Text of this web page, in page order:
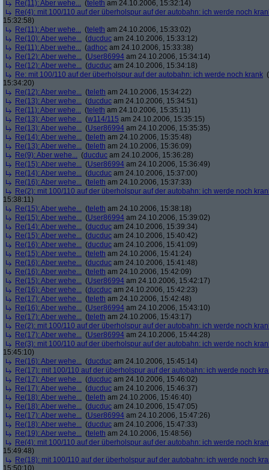
Re(11): Aber wehe... (teleth am 24.10.2006, 15:32:14)
Re(4): mit 100/110 auf der überholspur auf der autobahn: ich werde noch
15:32:58)
Re(11): Aber wehe... (teleth am 24.10.2006, 15:33:02)
Re(10): Aber wehe... (ducduc am 24.10.2006, 15:33:12)
Re(11): Aber wehe... (adhoc am 24.10.2006, 15:33:38)
Re(12): Aber wehe... (User86994 am 24.10.2006, 15:34:14)
Re(12): Aber wehe... (ducduc am 24.10.2006, 15:34:18)
Re: mit 100/110 auf der überholspur auf der autobahn: ich werde noch krank (
15:34:20)
Re(12): Aber wehe... (teleth am 24.10.2006, 15:34:22)
Re(13): Aber wehe... (ducduc am 24.10.2006, 15:34:51)
Re(11): Aber wehe... (teleth am 24.10.2006, 15:35:11)
Re(13): Aber wehe... (w114/115 am 24.10.2006, 15:35:15)
Re(13): Aber wehe... (User86994 am 24.10.2006, 15:35:35)
Re(14): Aber wehe... (teleth am 24.10.2006, 15:35:48)
Re(13): Aber wehe... (teleth am 24.10.2006, 15:36:09)
Re(9): Aber wehe... (ducduc am 24.10.2006, 15:36:28)
Re(15): Aber wehe... (User86994 am 24.10.2006, 15:36:49)
Re(14): Aber wehe... (ducduc am 24.10.2006, 15:37:00)
Re(16): Aber wehe... (teleth am 24.10.2006, 15:37:33)
Re(2): mit 100/110 auf der überholspur auf der autobahn: ich werde noch
15:38:11)
Re(15): Aber wehe... (teleth am 24.10.2006, 15:38:18)
Re(15): Aber wehe... (User86994 am 24.10.2006, 15:39:02)
Re(14): Aber wehe... (ducduc am 24.10.2006, 15:39:34)
Re(15): Aber wehe... (ducduc am 24.10.2006, 15:40:42)
Re(16): Aber wehe... (ducduc am 24.10.2006, 15:41:09)
Re(15): Aber wehe... (teleth am 24.10.2006, 15:41:24)
Re(16): Aber wehe... (ducduc am 24.10.2006, 15:41:48)
Re(16): Aber wehe... (teleth am 24.10.2006, 15:42:09)
Re(15): Aber wehe... (User86994 am 24.10.2006, 15:42:17)
Re(16): Aber wehe... (ducduc am 24.10.2006, 15:42:23)
Re(17): Aber wehe... (teleth am 24.10.2006, 15:42:48)
Re(16): Aber wehe... (User86994 am 24.10.2006, 15:43:10)
Re(17): Aber wehe... (teleth am 24.10.2006, 15:43:17)
Re(2): mit 100/110 auf der überholspur auf der autobahn: ich werde noch
Re(17): Aber wehe... (User86994 am 24.10.2006, 15:44:28)
Re(3): mit 100/110 auf der überholspur auf der autobahn: ich werde noch
15:45:10)
Re(16): Aber wehe... (ducduc am 24.10.2006, 15:45:14)
Re(17): mit 100/110 auf der überholspur auf der autobahn: ich werde noch
Re(17): Aber wehe... (ducduc am 24.10.2006, 15:46:02)
Re(17): Aber wehe... (ducduc am 24.10.2006, 15:46:37)
Re(18): Aber wehe... (teleth am 24.10.2006, 15:46:40)
Re(18): Aber wehe... (ducduc am 24.10.2006, 15:47:05)
Re(17): Aber wehe... (User86994 am 24.10.2006, 15:47:26)
Re(18): Aber wehe... (ducduc am 24.10.2006, 15:47:33)
Re(19): Aber wehe... (teleth am 24.10.2006, 15:48:56)
Re(4): mit 100/110 auf der überholspur auf der autobahn: ich werde noch
15:49:48)
Re(18): mit 100/110 auf der überholspur auf der autobahn: ich werde noch
15:50:10)